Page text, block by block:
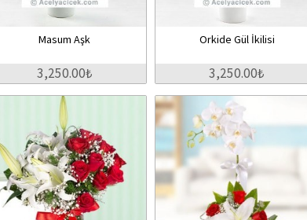
Masum Aşk
3,250.00₺
Orkide Gül İkilisi
3,250.00₺